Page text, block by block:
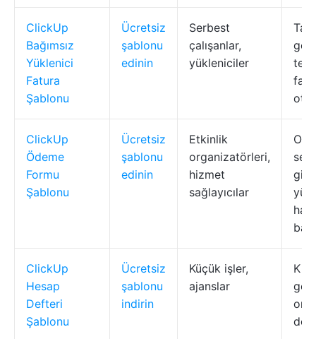
ClickUp
Bağımsız
Yüklenici
Fatura
Şablonu
Ücretsiz
şablonu
edinin
Serbest
çalışanlar,
yükleniciler
ClickUp
Ödeme
Formu
Şablonu
Ücretsiz
şablonu
edinin
Etkinlik
organizatörleri,
hizmet
sağlayıcılar
ClickUp
Hesap
Defteri
Şablonu
Ücretsiz
şablonu
indirin
Küçük işler,
ajanslar